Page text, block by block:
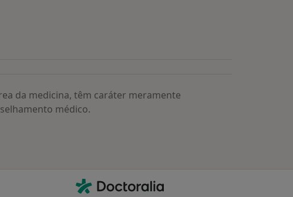
da medicina, têm caráter meramente
médico.
Contacto
Doctoralia - Homepage